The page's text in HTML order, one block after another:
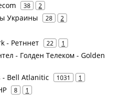
38 2
Украины 28 2
- Ретннет 22 1
- Голден Телеком - Golden
- Bell Atlanitic 1031 1
8 1